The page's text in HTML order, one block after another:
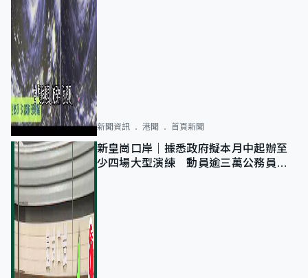
新聞資訊 港聞 首頁新聞
新皇崗口岸｜據悉政府擬本月中起辦至
少四場大型演練 動員逾三萬公務員人